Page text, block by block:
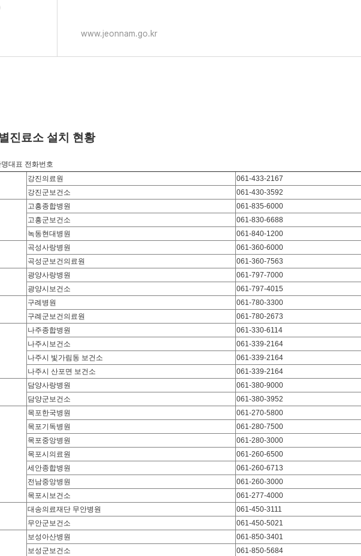
www.jeonnam.go.kr
진료소 설치 현황
대표 전화번호
강진의료원
061-433-2167
강진군보건소
061-430-3592
고흥종합병원
061-835-6000
고흥군보건소
061-830-6688
녹동현대병원
061-840-1200
곡성사랑병원
061-360-6000
곡성군보건의료원
061-360-7563
광양사랑병원
061-797-7000
광양시보건소
061-797-4015
구례병원
061-780-3300
구례군보건의료원
061-780-2673
나주종합병원
061-330-6114
나주시보건소
061-339-2164
나주시 빛가림동 보건소
061-339-2164
나주시 산포면 보건소
061-339-2164
담양사랑병원
061-380-9000
담양군보건소
061-380-3952
목포한국병원
061-270-5800
목포기독병원
061-280-7500
목포중앙병원
061-280-3000
목포시의료원
061-260-6500
세안종합병원
061-260-6713
전남중앙병원
061-260-3000
목포시보건소
061-277-4000
대송의료재단 무안병원
061-450-3111
무안군보건소
061-450-5021
보성아산병원
061-850-3401
보성군보건소
061-850-5684